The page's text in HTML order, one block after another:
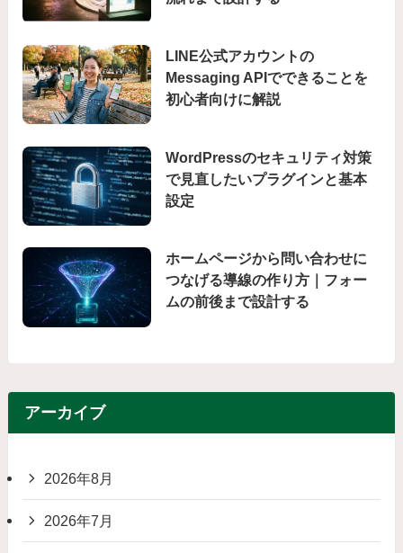
LINE公式アカウントの
Messaging APIでできることを
初心者向けに解説
WordPressのセキュリティ対策
で見直したいプラグインと基本
設定
ホームページから問い合わせに
つなげる導線の作り方｜フォー
ムの前後まで設計する
アーカイブ
2026年8月
2026年7月